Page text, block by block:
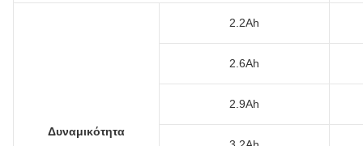
Δυναμικότητα
2.2Ah
2.6Ah
2.9Ah